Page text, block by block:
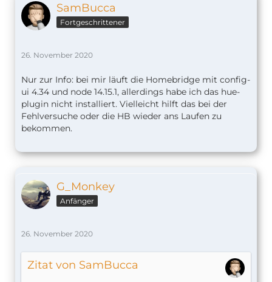
SamBucca
Fortgeschrittener
26. November 2020
Nur zur Info: bei mir läuft die Homebridge mit config-
ui 4.34 und node 14.15.1, allerdings habe ich das hue-
plugin nicht installiert. Vielleicht hilft das bei der
Fehlversuche oder die HB wieder ans Laufen zu
bekommen.
G_Monkey
Anfänger
26. November 2020
Zitat von SamBucca